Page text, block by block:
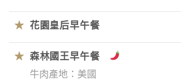
★
★
花園皇后早午餐
森林國王早午餐
牛肉產地：美國